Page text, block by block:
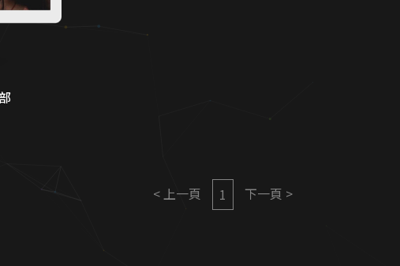
< 上一頁 1 下一頁 >